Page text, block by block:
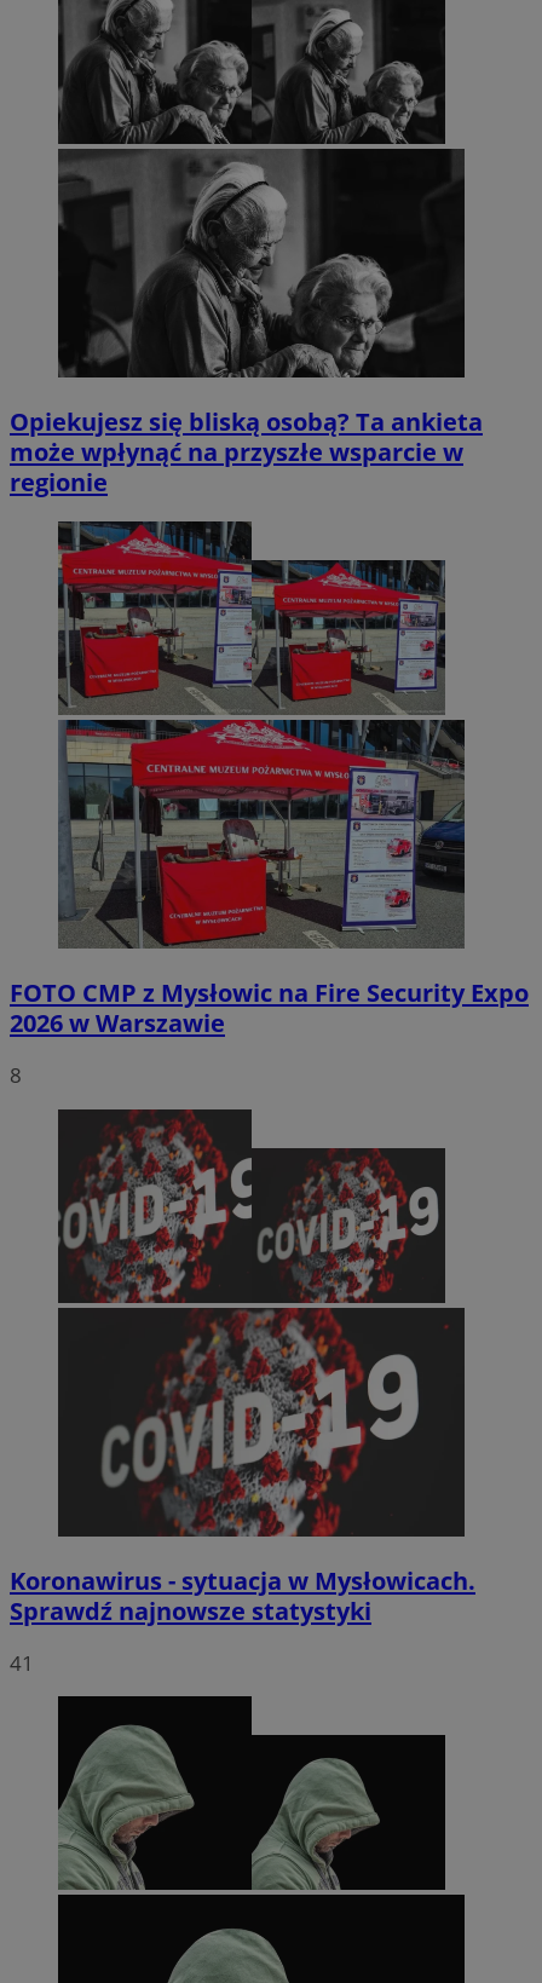
Opiekujesz się bliską osobą? Ta ankieta
może wpłynąć na przyszłe wsparcie w
regionie
FOTO CMP z Mysłowic na Fire Security Expo
2026 w Warszawie
8
Koronawirus - sytuacja w Mysłowicach.
Sprawdź najnowsze statystyki
41